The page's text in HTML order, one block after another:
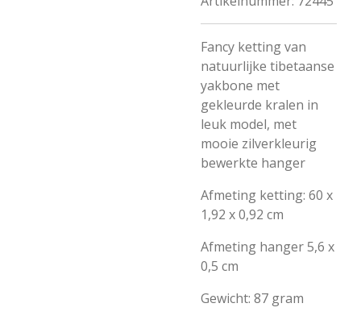
Fancy ketting van
natuurlijke tibetaanse
yakbone met
gekleurde kralen in
leuk model, met
mooie zilverkleurig
bewerkte hanger
Afmeting ketting: 60 x
1,92 x 0,92 cm
Afmeting hanger 5,6 x
0,5 cm
Gewicht: 87 gram